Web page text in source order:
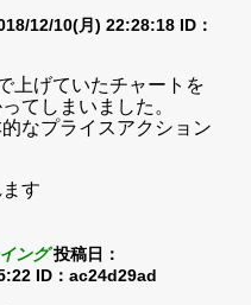
12/10(月) 22:28:18 ID：
上げていたチャートを
てしまいました。
なプライスアクション
す
ング 投稿日：
ID：ac24d29ad